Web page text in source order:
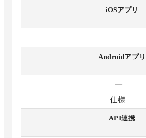
iOSアプリ
—
Androidアプリ
—
仕様
API連携